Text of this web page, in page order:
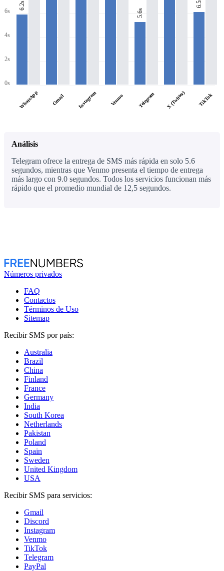
6s
4s
2s
0s
6.2s
WhatsApp Gmail Instagram Venmo
5.6s
Telegram X (Twitter)
6.5s
TikTok
Análisis
Telegram ofrece la entrega de SMS más rápida en solo 5.6
segundos, mientras que Venmo presenta el tiempo de entrega
más largo con 9.0 segundos. Todos los servicios funcionan más
rápido que el promedio mundial de 12,5 segundos.
Números privados
FAQ
Contactos
Términos de Uso
Sitemap
Recibir SMS por país:
Australia
Brazil
China
Finland
France
Germany
India
South Korea
Netherlands
Pakistan
Poland
Spain
Sweden
United Kingdom
USA
Recibir SMS para servicios:
Gmail
Discord
Instagram
Venmo
TikTok
Telegram
PayPal